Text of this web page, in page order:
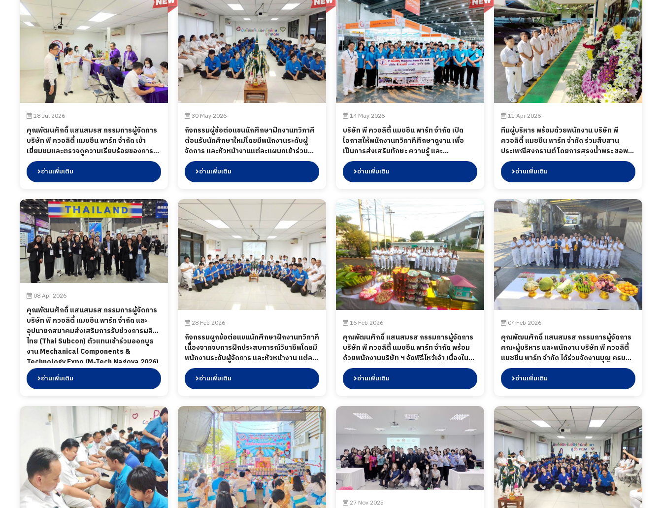
18 Jul 2026
คุณพัฒนศักดิ์ แสนสมรส กรรมการผู้จัดการ
บริษัท พี ควอลิตี้ แมชชีน พาร์ท จำกัด เข้า
เยี่ยมชมและตรวจดูความเรียบร้อยของการ
ดำเนินกิจกรรมตรวจสุขภาพประจำปี 2569 ซึ่ง
ทางบริษัท ฯได้เข้าร่วมกับสภาอุตสาหกรรม
แห่งประเทศไทยในการให้บริการโดยโรง
ธิเบศร์ เพื่อส่งเสริมสุขภาพ และเฝ้าระวัง
ความเสี่ยงด้านสุขภาพจากการทำงาน เมื่อวัน
ที่ 18 กรกฎาคม 2569
อ่านเพิ่มเติม
30 May 2026
กิจกรรมผู้ข้อต่อแขนนักศึกษาฝึกงานทวิภาคี
ต้อนรับนักศึกษาใหม่โดยมีพนักงานระดับผู้
จัดการ และหัวหน้างานแต่ละแผนกเข้าร่วม
กิจกรรมเพื่อผูกแขนกล่าวคำอวยพร และ
แสดงความคิดเห็นในการเข้าฝึกประสบการณ์
รวมถึงในกิจกรรมได้มีการเลี้ยงอาหารให้กับ
อ่านเพิ่มเติม
14 May 2026
บริษัท พี ควอลิตี้ แมชชีน พาร์ท จำกัด เปิด
โอกาสให้พนักงานทวิภาคีศึกษาดูงาน เพื่อ
เป็นการส่งเสริมทักษะ ความรู้ และ
ประสบการณ์ให้กับพนักงานทวิภาคีในงาน
SUBCON THAILAND 2026 ณ ไบเทค บางนา
กรุงเทพมหานคร วันที่ 14 พฤษภาคม 2569 ที่
อ่านเพิ่มเติม
11 Apr 2026
ทีมผู้บริหาร พร้อมด้วยพนักงาน บริษัท พี
ควอลิตี้ แมชชีน พาร์ท จำกัด ร่วมสืบสาน
ประเพณีสงกรานต์ โดยการสรงน้ำพระ ขอพร
เพื่อเป็นสิริมงคล ต้อนรับวันขึ้นปีใหม่ไทย เมื่อ
วันที่ 11 เมษายน 2569
อ่านเพิ่มเติม
08 Apr 2026
คุณพัฒนศักดิ์ แสนสมรส กรรมการผู้จัดการ
บริษัท พี ควอลิตี้ แมชชีน พาร์ท จำกัด และ
อุปนายกสมาคมส่งเสริมการรับช่วงการผลิต
ไทย (Thai Subcon) ตัวแทนเข้าร่วมออกบูธ
งาน Mechanical Components &
Technology Expo (M-Tech Nagoya 2026)
งานแสดงสินค้าอุตสาหกรรมด้านชิ้นส่วน
เครื่องจักร วัสดุ และเทคโนโลยีการผลิตระดับ
นานาชาติ ภายใต้ความร่วมมือระหว่างสมาคม
Thai Subcon ร่วมกับ BOI พาผู้ประกอบการ
ไทย “บุกตลาดญี่ปุ่น สร้างโอกาสให้ผู้ประกอบ
การไทย” เป็นโอกาสสำคัญในการโชว์
ศักยภาพผู้ประกอบการไทยให้ผู้ซื้อจากญี่ปุ่น
และนานาชาติได้เห็นถึงคุณภาพ มาตรฐาน
และความพร้อมในการต่อยอดสู่ความร่วมมือ
ทางธุรกิจ มีผู้ประกอบการไทยร่วมออกบูธ
จำนวน 12 บริษัท ฯ ระหว่างวันที่ 8–10
เมษายน 2569 ณ Port Messe Nagoya
ประเทศญี่ปุ่น
อ่านเพิ่มเติม
28 Feb 2026
กิจกรรมผูกข้อต่อแขนนักศึกษาฝึกงานทวิภาคี
เนืื่องจากจบการฝึกประสบการณ์วิชาชีพโดยมี
พนักงานระดับผู้จัดการ และหัวหน้างาน แต่ละ
แผนกเข้าร่วมกิจกรรมเพื่อผูกแขนกล่าวคำ
อวยพร และ แสดงความยินดีในการจบฝึก
ประสบการณ์ ร่วมถึงในกิจกรรมได้มีการเลี้ยง
2569
อ่านเพิ่มเติม
16 Feb 2026
คุณพัฒนศักดิ์ แสนสมรส กรรมการผู้จัดการ
บริษัท พี ควอลิตี้ แมชชีน พาร์ท จำกัด พร้อม
ด้วยพนักงานบริษัท ฯ จัดพิธีไหว้เจ้า เนื่องใน
เทศกาลตรุษจีน ต้อนรับปีมะเมีย ซึ่งตรงกับวัน
ที่ 16 กุมภาพันธ์ 2569
อ่านเพิ่มเติม
04 Feb 2026
คุณพัฒนศักดิ์ แสนสมรส กรรมการผู้จัดการ
คณะผู้บริหาร และพนักงาน บริษัท พี ควอลิตี้
แมชชีน พาร์ท จำกัด ได้ร่วมจัดงานบุญ ครบ
รอบการก่อตั้งบริษัท พี ควอลิตี้ แมชชีน พาร์ท
จำกัด และ เลี้ยงอาหารกลางวันพนักงาน เมื่อ
วันที่ 4 กุมภาพันธ์ พ.ศ.2569
อ่านเพิ่มเติม
27 Nov 2025